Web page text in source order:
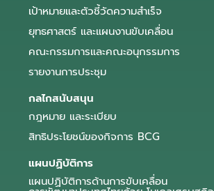
เป้าหมายและตัวชี้วัดความสำเร็จ
ยุทธศาสตร์ และแผนงานขับเคลื่อน
คณะกรรมการและคณะอนุกรรมการ
รายงานการประชุม
กลไกสนับสนุน
กฎหมาย และระเบียบ
สิทธิประโยชน์ของกิจการ BCG
แผนปฏิบัติการ
แผนปฏิบัติการด้านการขับเคลื่อน